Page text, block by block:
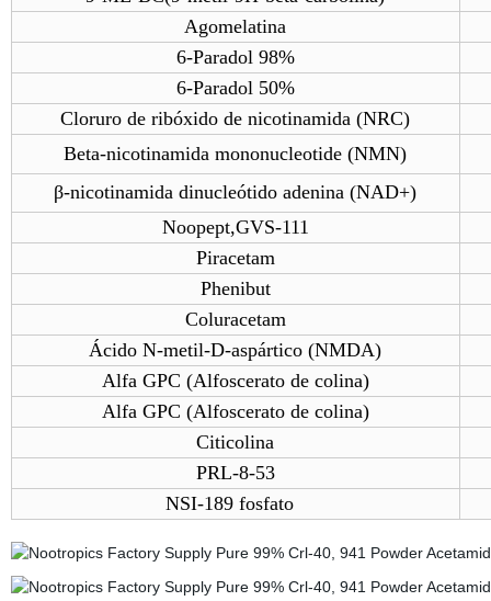
Agomelatina
6-Paradol 98%
6-Paradol 50%
Cloruro de ribóxido de nicotinamida (NRC)
Beta-nicotinamida mononucleotide (NMN)
β-nicotinamida dinucleótido adenina (NAD+)
Noopept,GVS-111
Piracetam
Phenibut
Coluracetam
Ácido N-metil-D-aspártico (NMDA)
Alfa GPC (Alfoscerato de colina)
Alfa GPC (Alfoscerato de colina)
Citicolina
PRL-8-53
NSI-189 fosfato